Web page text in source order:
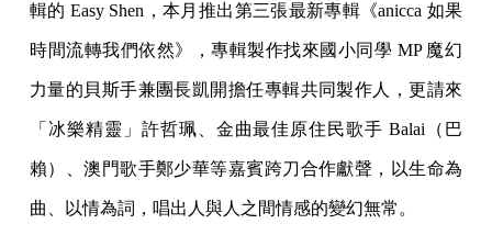
輯的 Easy Shen，本月推出第三張最新專輯《anicca 如果
時間流轉我們依然》，專輯製作找來國小同學 MP 魔幻
力量的貝斯手兼團長凱開擔任專輯共同製作人，更請來
「冰樂精靈」許哲珮、金曲最佳原住民歌手 Balai（巴
賴）、澳門歌手鄭少華等嘉賓跨刀合作獻聲，以生命為
曲、以情為詞，唱出人與人之間情感的變幻無常。